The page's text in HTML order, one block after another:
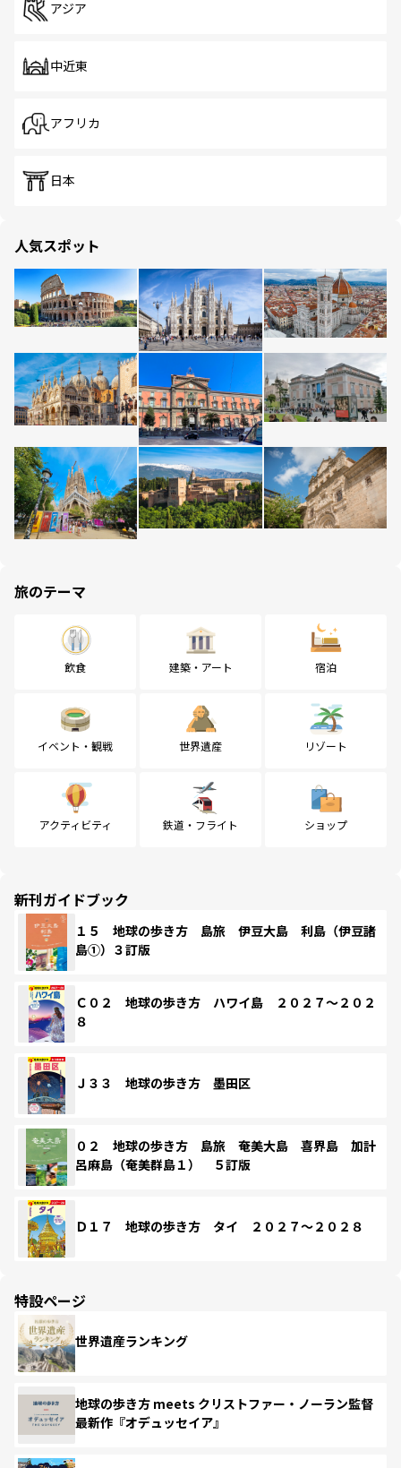
アジア
中近東
アフリカ
日本
人気スポット
旅のテーマ
飲食 建築・アート 宿泊
イベント・観戦 世界遺産 リゾート
アクティビティ 鉄道・フライト ショップ
新刊ガイドブック
１５ 地球の歩き方 島旅 伊豆大島 利島（伊豆諸
島①）３訂版
Ｃ０２ 地球の歩き方 ハワイ島 ２０２７～２０２
８
Ｊ３３ 地球の歩き方 墨田区
０２ 地球の歩き方 島旅 奄美大島 喜界島 加計
呂麻島（奄美群島１） ５訂版
Ｄ１７ 地球の歩き方 タイ ２０２７～２０２８
特設ページ
世界遺産ランキング
地球の歩き方 meets クリストファー・ノーラン監督
最新作『オデュッセイア』